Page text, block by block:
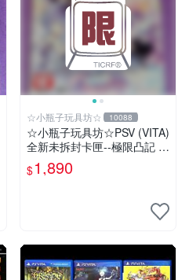
☆小瓶子玩具坊☆ 10088
☆小瓶子玩具坊☆PSV (VITA)
全新未拆封卡匣--極限凸記 萌
萌編年史 限定版 (亞版)
$1,890